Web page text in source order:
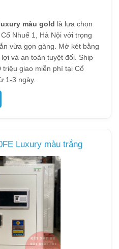
màu gold là lựa chọn
Nhuế 1, Hà Nội với trọng
vừa gọn gàng. Mở két bằng
và an toàn tuyệt đối. Ship
giao miễn phí tại Cổ
1-3 ngày.
Luxury màu trắng